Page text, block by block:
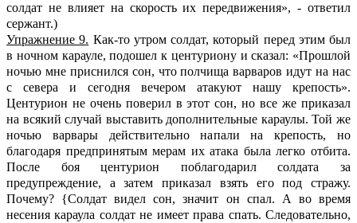
солдат не влияет на скорость их передвижения», - ответил
сержант.)
Упражнение 9. Как-то утром солдат, который перед этим был
в ночном карауле, подошел к центуриону и сказал: «Прошлой
ночью мне приснился сон, что полчища варваров идут на нас
с севера и сегодня вечером атакуют нашу крепость».
Центурион не очень поверил в этот сон, но все же приказал
на всякий случай выставить дополнительные караулы. Той же
ночью варвары действительно напали на крепость, но
благодаря предпринятым мерам их атака была легко отбита.
После боя центурион поблагодарил солдата за
предупреждение, а затем приказал взять его под стражу.
Почему? {Солдат видел сон, значит он спал. А во время
несения караула солдат не имеет права спать. Следовательно,